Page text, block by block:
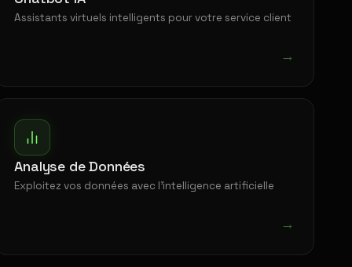
Assistants virtuels intelligents pour votre service client
→
Analyse de Données
Exploitez vos données avec l'intelligence artificielle
→